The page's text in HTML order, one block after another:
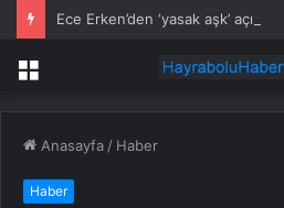
Menü
Anasayfa / Haber
Haber